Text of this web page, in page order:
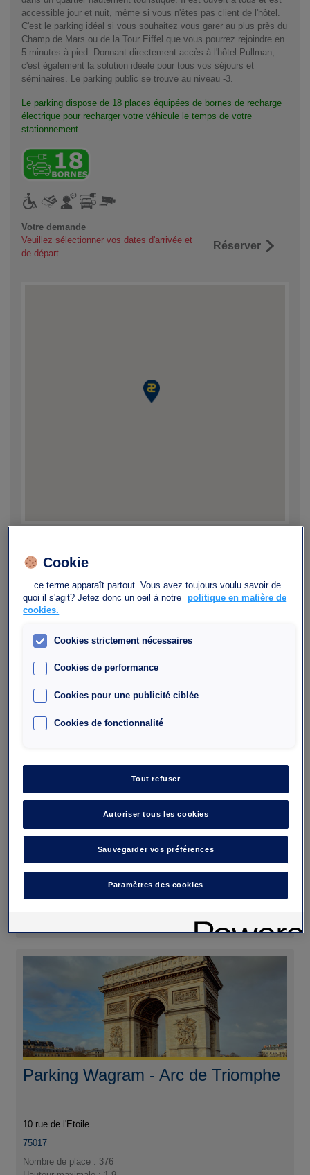
accessible jour et nuit, même si vous n'êtes pas client de l'hôtel.
C'est le parking idéal si vous souhaitez vous garer au plus près du
Champ de Mars ou de la Tour Eiffel que vous pourrez rejoindre en
5 minutes à pied. Donnant directement accès à l'hôtel Pullman,
c'est également la solution idéale pour tous vos séjours et
séminaires. Le parking public se trouve au niveau -3.
Le parking dispose de 18 places équipées de bornes de recharge
électrique pour recharger votre véhicule le temps de votre
stationnement.
Votre demande
Veuillez sélectionner vos dates d'arrivée et
de départ.
Réserver
Autres parkings à
proximité
75012
Nombre de place : 444
J'y vais
Parking Wagram - Arc de Triomphe
10 rue de l'Etoile
75017
Nombre de place : 376
Cookie
... ce terme apparaît partout. Vous avez toujours voulu savoir de
quoi il s'agit? Jetez donc un oeil à notre
politique en matière de
cookies.
Cookies strictement nécessaires
Cookies de performance
Cookies pour une publicité ciblée
Cookies de fonctionnalité
Tout refuser
Autoriser tous les cookies
Sauvegarder vos préférences
Paramètres des cookies